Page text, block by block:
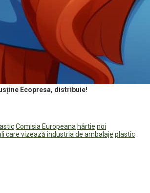
Ecopresa, distribuie!
Comisia Europeana hârtie noi
care vizează industria de ambalaje plastic